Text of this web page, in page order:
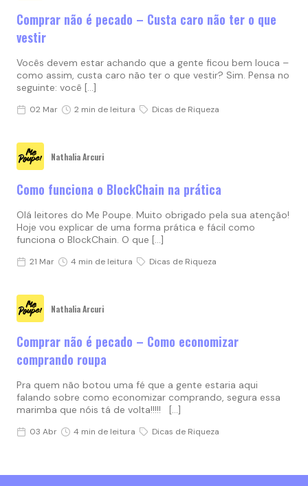
Comprar não é pecado – Custa caro não ter o que
vestir
Vocês devem estar achando que a gente ficou bem louca –
como assim, custa caro não ter o que vestir? Sim. Pensa no
seguinte: você […]
02 Mar 2 min de leitura Dicas de Riqueza
Nathalia Arcuri
Como funciona o BlockChain na prática
Olá leitores do Me Poupe. Muito obrigado pela sua atenção!
Hoje vou explicar de uma forma prática e fácil como
funciona o BlockChain. O que […]
21 Mar 4 min de leitura Dicas de Riqueza
Nathalia Arcuri
Comprar não é pecado – Como economizar
comprando roupa
Pra quem não botou uma fé que a gente estaria aqui
falando sobre como economizar comprando, segura essa
marimba que nóis tá de volta!!!!! […]
03 Abr 4 min de leitura Dicas de Riqueza